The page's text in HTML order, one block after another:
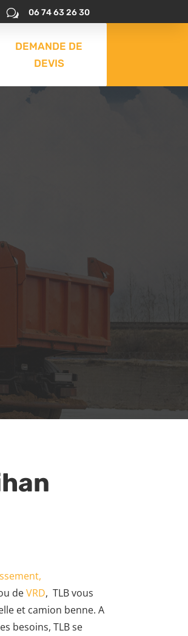
w 06 74 63 26 30
DEMANDE DE
DEVIS
deVRD, TLB vous
et camion benne. A
besoins, TLB se